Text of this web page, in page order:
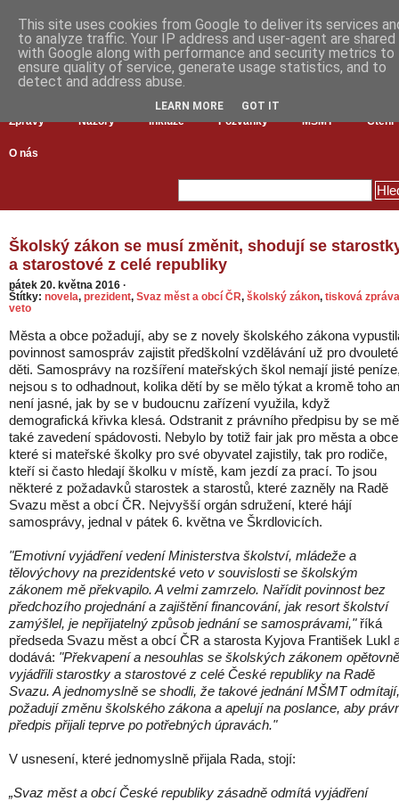
Zprávy Názory Inkluze Pozvánky MŠMT Čtení
O nás
Školský zákon se musí změnit, shodují se
a starostové z celé republiky
pátek 20. května 2016 ·
Štítky: novela, prezident, Svaz měst a obcí ČR, školský zákon, tisková zpráva
veto
Města a obce požadují, aby se z novely školského zákona
povinnost samospráv zajistit předškolní vzdělávání už pro dvouleté
děti. Samosprávy na rozšíření mateřských škol nemají jisté
nejsou s to odhadnout, kolika dětí by se mělo týkat a kromě toho
není jasné, jak by se v budoucnu zařízení využila, když
demografická křivka klesá. Odstranit z právního předpisu by se
také zavedení spádovosti. Nebylo by totiž fair jak pro města a
které si mateřské školky pro své obyvatel zajistily, tak pro rodiče,
kteří si často hledají školku v místě, kam jezdí za prací. To jsou
některé z požadavků starostek a starostů, které zazněly na Radě
Svazu měst a obcí ČR. Nejvyšší orgán sdružení, které hájí
samosprávy, jednal v pátek 6. května ve Škrdlovicích.
"Emotivní vyjádření vedení Ministerstva školství, mládeže a
tělovýchovy na prezidentské veto v souvislosti se školským
zákonem mě překvapilo. A velmi zamrzelo. Nařídit povinnost bez
předchozího projednání a zajištění financování, jak resort školství
zamýšlel, je nepřijatelný způsob jednání se samosprávami,"říká
předseda Svazu měst a obcí ČR a starosta Kyjova František Lukl
dodává: "Překvapení a nesouhlas se školských zákonem opětovně
vyjádřili starostky a starostové z celé České republiky na Radě
Svazu. A jednomyslně se shodli, že takové jednání MŠMT odmítají,
požadují změnu školského zákona a apelují na poslance, aby
předpis přijali teprve po potřebných úpravách."
V usnesení, které jednomyslně přijala Rada, stojí:
„Svaz měst a obcí České republiky zásadně odmítá vyjádření
This site uses cookies from Google to deliver its services
to analyze traffic. Your IP address and user-agent are shared
with Google along with performance and security metrics to
ensure quality of service, generate usage statistics, and to
detect and address abuse.
LEARN MORE GOT IT